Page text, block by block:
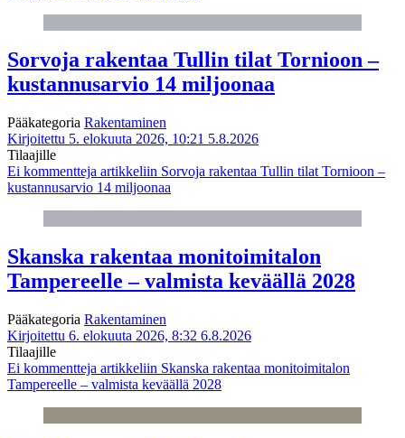
Sorvoja rakentaa Tullin tilat Tornioon –
kustannusarvio 14 miljoonaa
Pääkategoria Rakentaminen
Kirjoitettu 5. elokuuta 2026, 10:21 5.8.2026
Tilaajille
Ei kommentteja artikkeliin Sorvoja rakentaa Tullin tilat Tornioon –
kustannusarvio 14 miljoonaa
Skanska rakentaa monitoimitalon
Tampereelle – valmista keväällä 2028
Pääkategoria Rakentaminen
Kirjoitettu 6. elokuuta 2026, 8:32 6.8.2026
Tilaajille
Ei kommentteja artikkeliin Skanska rakentaa monitoimitalon
Tampereelle – valmista keväällä 2028